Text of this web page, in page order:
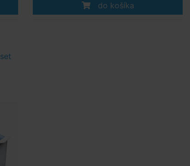
do košíka